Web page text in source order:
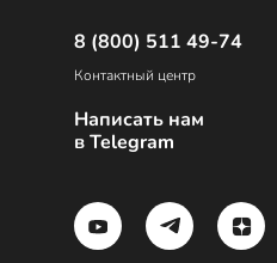
8 (800) 511 49-74
Контактный центр
Написать нам
в Telegram